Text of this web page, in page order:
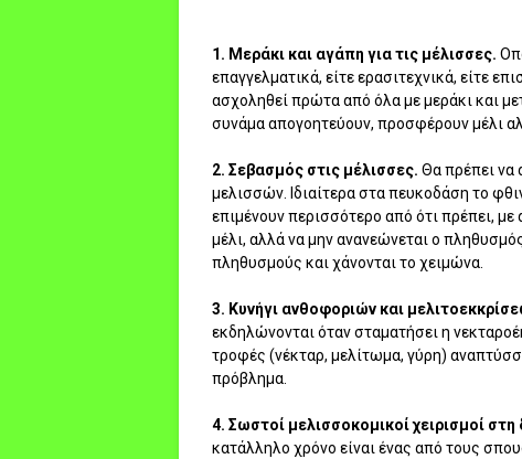
1. Μεράκι και αγάπη για τις μέλισσες.
επαγγελματικά, είτε ερασιτεχνικά, είτε
ασχοληθεί πρώτα από όλα με μεράκι και
συνάμα απογοητεύουν, προσφέρουν μέλι
2. Σεβασμός στις μέλισσες. Θα πρέπει να
μελισσών. Ιδιαίτερα στα πευκοδάση το
επιμένουν περισσότερο από ότι πρέπει,
μέλι, αλλά να μην ανανεώνεται ο
πληθυσμούς και χάνονται το χειμώνα.
3. Κυνήγι ανθοφοριών και
εκδηλώνονται όταν σταματήσει η
τροφές (νέκταρ, μελίτωμα, γύρη)
πρόβλημα.
4. Σωστοί μελισσοκομικοί χειρισμοί στη
κατάλληλο χρόνο είναι ένας από τους